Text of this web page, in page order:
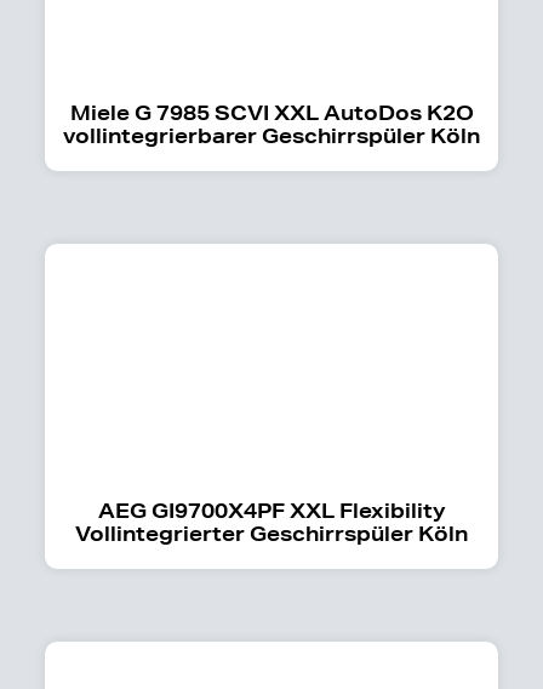
Miele G 7985 SCVI XXL AutoDos K2O
vollintegrierbarer Geschirrspüler Köln
AEG GI9700X4PF XXL Flexibility
Vollintegrierter Geschirrspüler Köln